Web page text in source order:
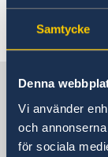
Samtycke
Denna
Vi använder
och
för sociala
Sverige i
Sveriges